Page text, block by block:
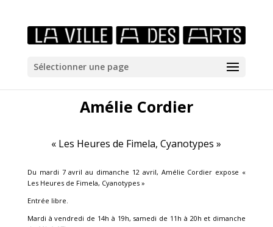
Sélectionner une page
Amélie Cordier
« Les Heures de Fimela, Cyanotypes »
Du mardi 7 avril au dimanche 12 avril, Amélie Cordier expose «
Les Heures de Fimela, Cyanotypes »
Entrée libre.
Mardi à vendredi de 14h à 19h, samedi de 11h à 20h et dimanche